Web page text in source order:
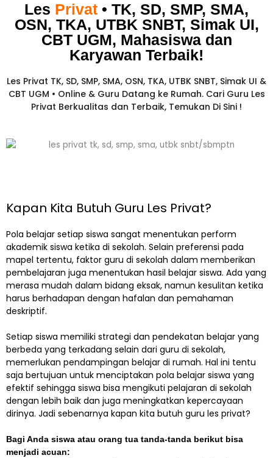
Les Privat • TK, SD, SMP, SMA,
OSN, TKA, UTBK SNBT, Simak UI,
CBT UGM, Mahasiswa dan
Karyawan Terbaik!​
Les Privat TK, SD, SMP, SMA, OSN, TKA, UTBK SNBT, Simak UI &
CBT UGM • Online & Guru Datang ke Rumah. Cari Guru Les
Privat Berkualitas dan Terbaik, Temukan Di Sini !
Kapan Kita Butuh Guru Les Privat?
Pola belajar setiap siswa sangat menentukan perform
akademik siswa ketika di sekolah. Selain preferensi pada
mapel tertentu, faktor guru di sekolah dalam memberikan
pembelajaran juga menentukan hasil belajar siswa. Ada yang
merasa mudah dalam bidang eksak, namun kesulitan ketika
harus berhadapan dengan hafalan dan pemahaman
deskriptif.
Setiap siswa memiliki strategi dan pendekatan belajar yang
berbeda yang terkadang selain dari guru di sekolah,
memerlukan pendampingan belajar di rumah. Hal ini tentu
saja bertujuan untuk menciptakan pola belajar siswa yang
efektif sehingga siswa bisa mengikuti pelajaran di sekolah
dengan lebih baik dan juga meningkatkan kepercayaan
dirinya. Jadi sebenarnya kapan kita butuh guru les privat?
Bagi Anda siswa atau orang tua tanda-tanda berikut bisa
menjadi acuan: